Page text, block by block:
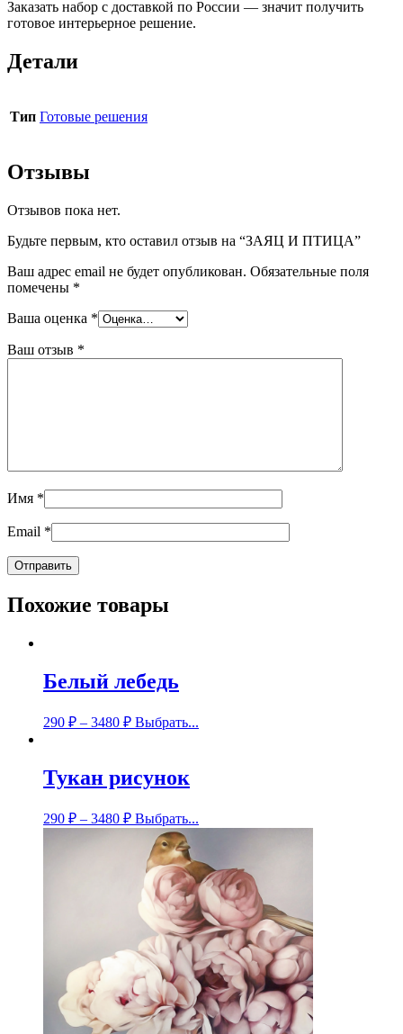
Заказать набор с доставкой по России — значит получить
готовое интерьерное решение.
Детали
Тип Готовые решения
Отзывы
Отзывов пока нет.
Будьте первым, кто оставил отзыв на “ЗАЯЦ И ПТИЦА”
Ваш адрес email не будет опубликован. Обязательные поля
помечены *
Ваша оценка *
Ваш отзыв *
Имя *
Email *
Похожие товары
Белый лебедь
290 ₽ – 3480 ₽ Выбрать...
Тукан рисунок
290 ₽ – 3480 ₽ Выбрать...